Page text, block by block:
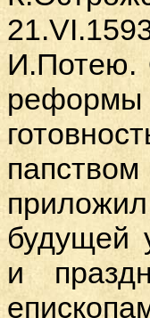
21.VI
И.Потею.
будущей
и